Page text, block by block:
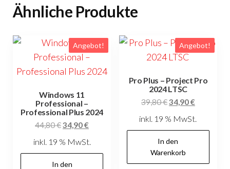
Ähnliche Produkte
Angebot!
Windows 11
Professional –
Professional Plus 2024
44,80€Ursprünglicher
44,80 €
34,90€
inkl. 19 % MwSt.
In den
Angebot!
Pro Plus – Project Pro
2024 LTSC
39,80€Ursprünglicher
39,80 €
34,90€Aktueller
inkl. 19 % MwSt.
In den
Warenkorb